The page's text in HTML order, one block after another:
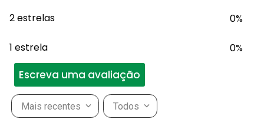
2 estrelas 0%
1 estrela 0%
Escreva uma avaliação
Mais recentes Todos